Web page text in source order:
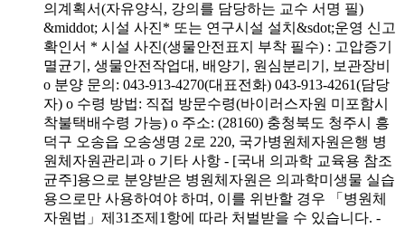
의계획서(자유양식, 강의를 담당하는 교수 서명 필)
&middot; 시설 사진* 또는 연구시설 설치&sdot;운영 신고
확인서 * 시설 사진(생물안전표지 부착 필수) : 고압증기
멸균기, 생물안전작업대, 배양기, 원심분리기, 보관장비
o 분양 문의: 043-913-4270(대표전화) 043-913-4261(담당
자) o 수령 방법: 직접 방문수령(바이러스자원 미포함시
착불택배수령 가능) o 주소: (28160) 충청북도 청주시 흥
덕구 오송읍 오송생명 2로 220, 국가병원체자원은행 병
원체자원관리과 o 기타 사항 - [국내 의과학 교육용 참조
균주]용으로 분양받은 병원체자원은 의과학미생물 실습
용으로만 사용하여야 하며, 이를 위반할 경우 「병원체
자원법」제31조제1항에 따라 처벌받을 수 있습니다. -